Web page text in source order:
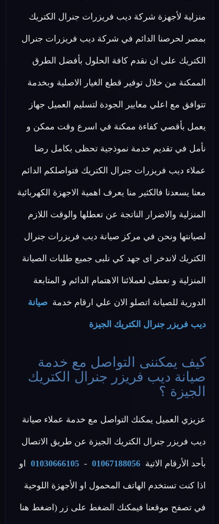
منزلية لأجهزة شركة ديب فريزرات جنرال الكتريك
بمصر لحرصنا الدائم في شركة ديب فريزرات جنرال
الكتريك على ان نقدم كافة الحلول بأفضل الطرق
الممكنة من خلال توفير قطع الغيار الاصلية وبخدمة
تتوافق مع اعلي معايير الجودة لتسليم العميل جهاز
يعمل بأقصي كفاءة ممكنة في اسرع وقت ممكن و
نأمل في تقديم خدمة نموذجية تحظى بكامل رضا
عملاء ديب فريزرات جنرال الكتريك فتواصلكم الدائم
معنا يسعدنا فالكثير منا يعرف اهمية الاجهزة الكهربائية
المنزلية والاضرار الناتجة عن تعطلها والوقت اللازم
لصيانتها ونحن في مركز صيانة ديب فريزرات جنرال
الكتريك لاندخر اى جهد كي نلبى جميع طلبات الصيانة
المنزلية و نعطى لعملائنا الاهتمام الدائم و المتابعة
الدورية للصيانة اتصلو الان علي ارقام خدمة صيانة
ديب فريزر جنرال الكتريك الجيزة
كيف يمكننى التواصل مع خدمة
صيانة ديب فريزر جنرال الكتريك
الجيزة ؟
عزيزي العميل يمكنك التواصل مع خدمة عملاء صيانة
ديب فريزر جنرال الكتريك الجيزة عن طريق الاتصال
بأحد الأرقام الاتية 01067188056
-
01030666105 او
اذا كنت تستخدم الهاتف المحمول او الأجهزة اللوحية
في تصفح موقعنا فيمكنك الضغط على زر (اضغط هنا